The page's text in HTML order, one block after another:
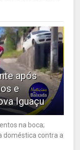
após
e
Iguaçu
na boca;
doméstica contra a